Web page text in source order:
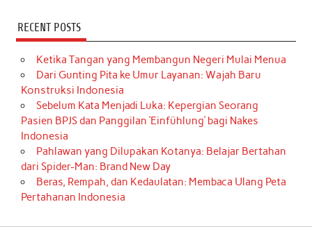
RECENT POSTS
Ketika Tangan yang Membangun Negeri Mulai Menua
Dari Gunting Pita ke Umur Layanan: Wajah Baru
Konstruksi Indonesia
Sebelum Kata Menjadi Luka: Kepergian Seorang
Pasien BPJS dan Panggilan ‘Einfühlung’ bagi Nakes
Indonesia
Pahlawan yang Dilupakan Kotanya: Belajar Bertahan
dari Spider-Man: Brand New Day
Beras, Rempah, dan Kedaulatan: Membaca Ulang Peta
Pertahanan Indonesia